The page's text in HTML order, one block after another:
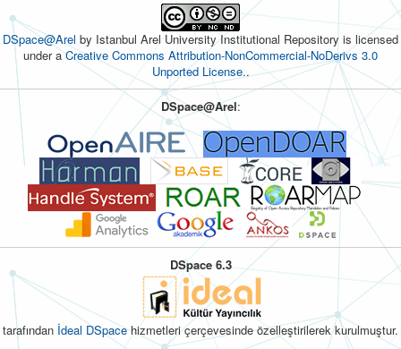
DSpace@Arel by Istanbul Arel University Institutional Repository is licensed
under aCreative Commons Attribution-NonCommercial-NoDerivs 3.0
Unported License..
DSpace@Arel:
DSpace 6.3
tarafından İdeal DSpacehizmetleri çerçevesinde özelleştirilerek kurulmuştur.